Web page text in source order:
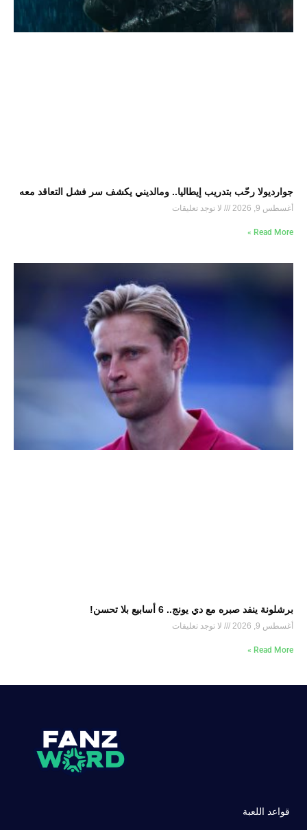
جوارديولا رحّب بتدريب إيطاليا.. ومالديني يكشف سر فشل التعاقد معه
أغسطس 9, 2026 لا توجد تعليقات
Read More »
برشلونة ينفد صبره مع دي يونج.. 6 أسابيع بلا تحسن!
أغسطس 9, 2026 لا توجد تعليقات
Read More »
قواعد اللعبة